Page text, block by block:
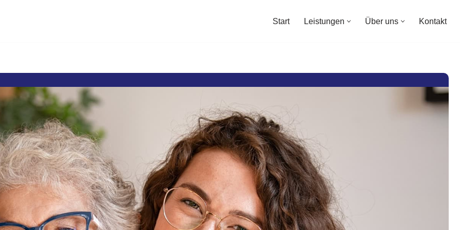
Start Leistungen Über uns Kontakt